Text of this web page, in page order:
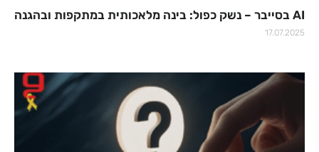
AI בסייבר – נשק כפול: בינה מלאכותית במתקפות ובהגנה
17.07.2025